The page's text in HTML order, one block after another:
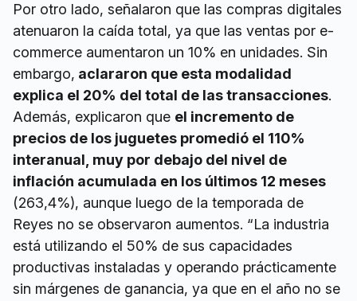
Por otro lado, señalaron que las compras digitales
atenuaron la caída total, ya que las ventas por e-
commerce aumentaron un 10% en unidades. Sin
embargo, aclararon que esta modalidad
explica el 20% del total de las transacciones.
Además, explicaron que el incremento de
precios de los juguetes promedió el 110%
interanual, muy por debajo del nivel de
inflación acumulada en los últimos 12 meses
(263,4%), aunque luego de la temporada de
Reyes no se observaron aumentos. “La industria
está utilizando el 50% de sus capacidades
productivas instaladas y operando prácticamente
sin márgenes de ganancia, ya que en el año no se